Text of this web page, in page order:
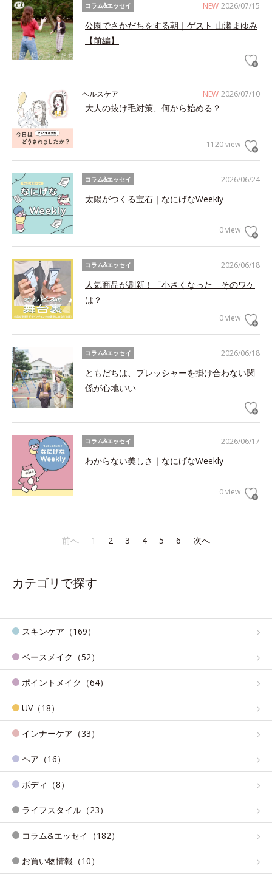
NEW 2026/07/15
コラム&エッセイ
公園でさかだちをする朝｜ゲスト 山瀬まゆみ
【前編】
NEW 2026/07/10
ヘルスケア
大人の抜け毛対策、何から始める？
1120 view
2026/06/24
コラム&エッセイ
太陽がつくる宝石｜なにげなWeekly
0 view
2026/06/18
コラム&エッセイ
人気商品が刷新！「小さくなった」そのワケ
は？
0 view
2026/06/18
コラム&エッセイ
ともだちは、プレッシャーを掛け合わない関
係が心地いい
2026/06/17
コラム&エッセイ
わからない美しさ｜なにげなWeekly
0 view
前へ 1 2 3 4 5 6 次へ
カテゴリで探す
スキンケア（169）
ベースメイク（52）
ポイントメイク（64）
UV（18）
インナーケア（33）
ヘア（16）
ボディ（8）
ライフスタイル（23）
コラム&エッセイ（182）
お買い物情報（10）